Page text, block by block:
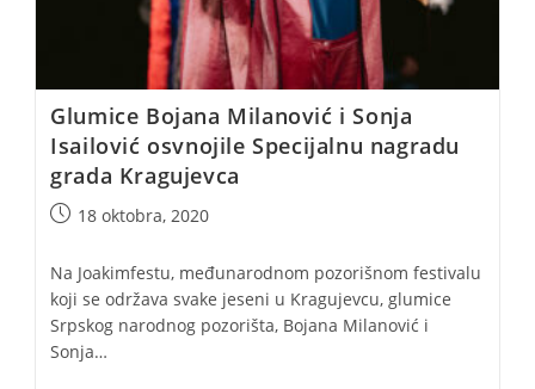
Glumice Bojana Milanović i Sonja
Isailović osvnojile Specijalnu nagradu
grada Kragujevca
Post18 oktobra, 2020
Na Joakimfestu, međunarodnom pozorišnom festivalu
koji se održava svake jeseni u Kragujevcu, glumice
Srpskog narodnog pozorišta, Bojana Milanović i
Sonja…